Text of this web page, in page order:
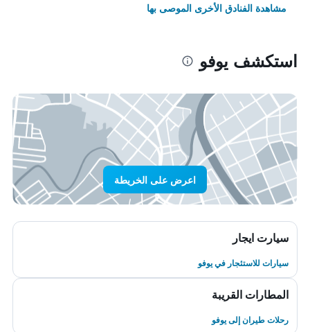
مشاهدة الفنادق الأخرى الموصى بها
استكشف يوفو
اعرض على الخريطة
سيارت ايجار
سيارات للاستئجار في يوفو
المطارات القريبة
رحلات طيران إلى يوفو